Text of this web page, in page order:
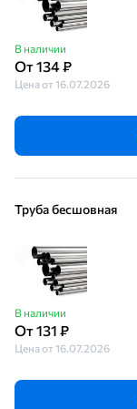
В наличии
От 134 ₽
Цена от 16.07.2026
Труба бесшовная
В наличии
От 131 ₽
Цена от 16.07.2026